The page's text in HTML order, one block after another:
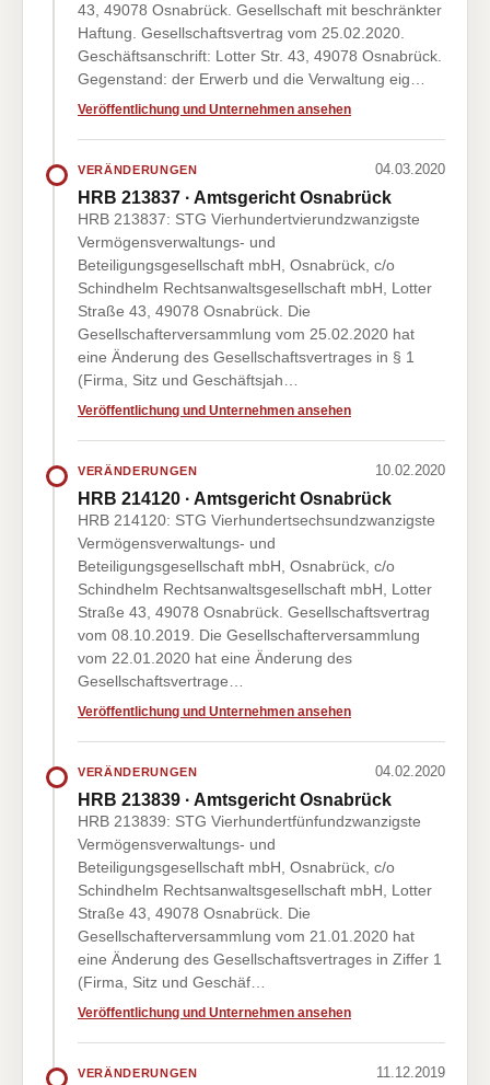
43, 49078 Osnabrück. Gesellschaft mit beschränkter
Haftung. Gesellschaftsvertrag vom 25.02.2020.
Geschäftsanschrift: Lotter Str. 43, 49078 Osnabrück.
Gegenstand: der Erwerb und die Verwaltung eig…
Veröffentlichung und Unternehmen ansehen
VERÄNDERUNGEN 04.03.2020
HRB 213837 · Amtsgericht Osnabrück
HRB 213837: STG Vierhundertvierundzwanzigste
Vermögensverwaltungs- und
Beteiligungsgesellschaft mbH, Osnabrück, c/o
Schindhelm Rechtsanwaltsgesellschaft mbH, Lotter
Straße 43, 49078 Osnabrück. Die
Gesellschafterversammlung vom 25.02.2020 hat
eine Änderung des Gesellschaftsvertrages in § 1
(Firma, Sitz und Geschäftsjah…
Veröffentlichung und Unternehmen ansehen
VERÄNDERUNGEN 10.02.2020
HRB 214120 · Amtsgericht Osnabrück
HRB 214120: STG Vierhundertsechsundzwanzigste
Vermögensverwaltungs- und
Beteiligungsgesellschaft mbH, Osnabrück, c/o
Schindhelm Rechtsanwaltsgesellschaft mbH, Lotter
Straße 43, 49078 Osnabrück. Gesellschaftsvertrag
vom 08.10.2019. Die Gesellschafterversammlung
vom 22.01.2020 hat eine Änderung des
Gesellschaftsvertrage…
Veröffentlichung und Unternehmen ansehen
VERÄNDERUNGEN 04.02.2020
HRB 213839 · Amtsgericht Osnabrück
HRB 213839: STG Vierhundertfünfundzwanzigste
Vermögensverwaltungs- und
Beteiligungsgesellschaft mbH, Osnabrück, c/o
Schindhelm Rechtsanwaltsgesellschaft mbH, Lotter
Straße 43, 49078 Osnabrück. Die
Gesellschafterversammlung vom 21.01.2020 hat
eine Änderung des Gesellschaftsvertrages in Ziffer 1
(Firma, Sitz und Geschäf…
Veröffentlichung und Unternehmen ansehen
VERÄNDERUNGEN 11.12.2019